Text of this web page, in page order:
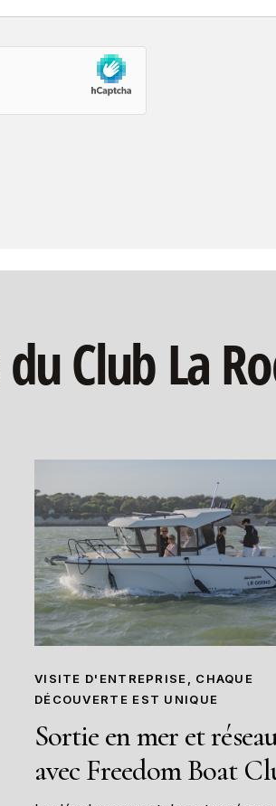
duClubLa
VISITE D'ENTREPRISE, CHAQUE
DÉCOUVERTE EST UNIQUE
Sortie en mer et
avec Freedom Boat